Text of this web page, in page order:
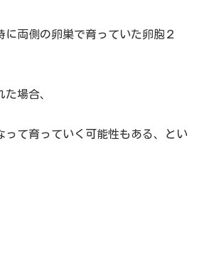
に両側の卵巣で育っていた卵胞２
場合、
って育っていく可能性もある、とい